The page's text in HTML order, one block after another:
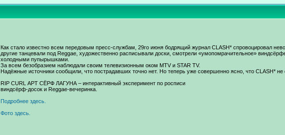
Как стало известно всем передовым пресс-службам, 29го июня бодрящий журнал CLASH* спровоцировал
другие танцевали под Reggae, художественно расписывали доски, смотрели «умопомрачительное»
холодными пупырышками.
За всем безобразием наблюдали своим телевизионным оком MTV и STAR TV.
Надёжные источники сообщили, что пострадавших точно нет. Но теперь уже совершенно ясно, что CLASH* не
RIP СURL АРТ СЁРФ ЛАГУНА – интерактивный эксперимент по росписи
виндсёрф-досок и Reggae-вечеринка.
Подробнее здесь.
Фото здесь.